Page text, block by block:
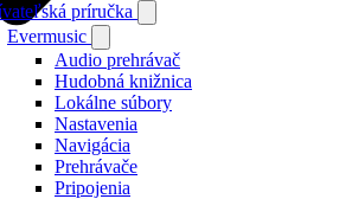
príručka
Evermusic
Audio prehrávač
Hudobná knižnica
Lokálne súbory
Nastavenia
Navigácia
Prehrávače
Pripojenia